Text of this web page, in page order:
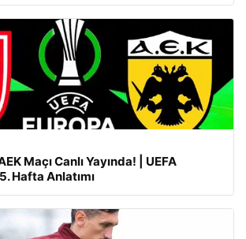
Maçı Canlı Yayında! | UEFA
Hafta Anlatımı